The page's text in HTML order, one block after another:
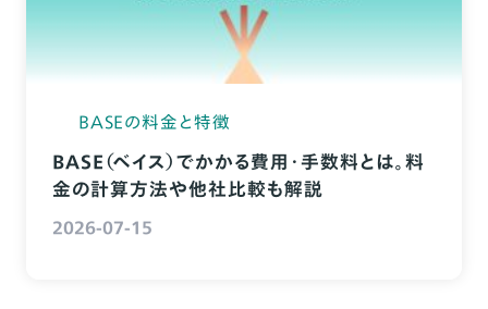
BASEの料金と特徴
BASE（ベイス）でかかる費用・手数料とは。料
金の計算方法や他社比較も解説
2026-07-15